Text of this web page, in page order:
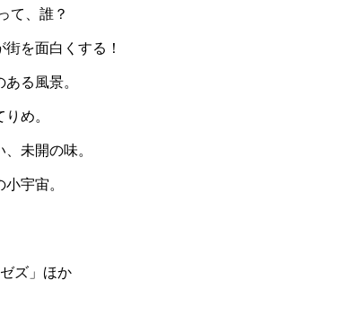
て、誰？
を面白くする！
る風景。
め。
未開の味。
宇宙。
ズ」ほか